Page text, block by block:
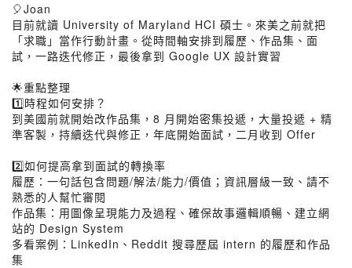
🎈Joan
目前就讀 University of Maryland HCI 碩士。來美之前就把
「求職」當作行動計畫。從時間軸安排到履歷、作品集、面
試，一路迭代修正，最後拿到 Google UX 設計實習
🌟重點整理
1️⃣時程如何安排？
到美國前就開始改作品集，8 月開始密集投遞，大量投遞 + 精
準客製，持續迭代與修正，年底開始面試，二月收到 Offer
2️⃣如何提高拿到面試的轉換率
履歷：一句話包含問題/解法/能力/價值；資訊層級一致、請不
熟悉的人幫忙審閱
作品集：用圖像呈現能力及過程、確保故事邏輯順暢、建立網
站的 Design System
多看案例：LinkedIn、Reddit 搜尋歷屆 intern 的履歷和作品
集